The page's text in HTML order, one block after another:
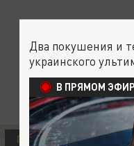
ПОЛИТИКА
Два покушения и
украинского
В ПРЯМОМ